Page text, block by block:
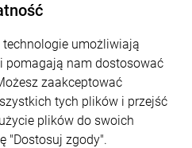
konto
i dostawa
umożliwiają
pomagają nam dostosować
zaakceptować
tych plików i przejść
plików do swoich
"Dostosuj zgody".